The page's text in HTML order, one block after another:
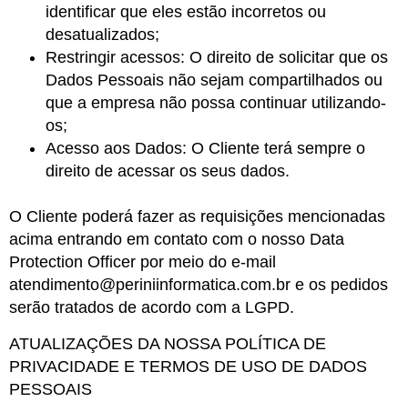
identificar que eles estão incorretos ou
desatualizados;
Restringir acessos: O direito de solicitar que os
Dados Pessoais não sejam compartilhados ou
que a empresa não possa continuar utilizando-
os;
Acesso aos Dados: O Cliente terá sempre o
direito de acessar os seus dados.
O Cliente poderá fazer as requisições mencionadas
acima entrando em contato com o nosso Data
Protection Officer por meio do e-mail
atendimento@periniinformatica.com.br e os pedidos
serão tratados de acordo com a LGPD.
ATUALIZAÇÕES DA NOSSA POLÍTICA DE
PRIVACIDADE E TERMOS DE USO DE DADOS
PESSOAIS